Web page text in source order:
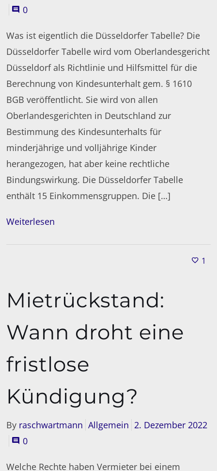
0
Was ist eigentlich die Düsseldorfer Tabelle? Die
Düsseldorfer Tabelle wird vom Oberlandesgericht
Düsseldorf als Richtlinie und Hilfsmittel für die
Berechnung von Kindesunterhalt gem. § 1610
BGB veröffentlicht. Sie wird von allen
Oberlandesgerichten in Deutschland zur
Bestimmung des Kindesunterhalts für
minderjährige und volljährige Kinder
herangezogen, hat aber keine rechtliche
Bindungswirkung. Die Düsseldorfer Tabelle
enthält 15 Einkommensgruppen. Die […]
Weiterlesen
1
Mietrückstand:
Wann droht eine
fristlose
Kündigung?
By raschwartmann Allgemein 2. Dezember 2022
0
Welche Rechte haben Vermieter bei einem